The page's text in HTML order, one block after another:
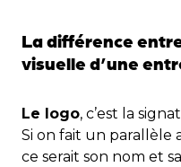
La différence
visuelle d’une
Le logo, c’est la
Si on fait un parallèle
ce serait son nom et